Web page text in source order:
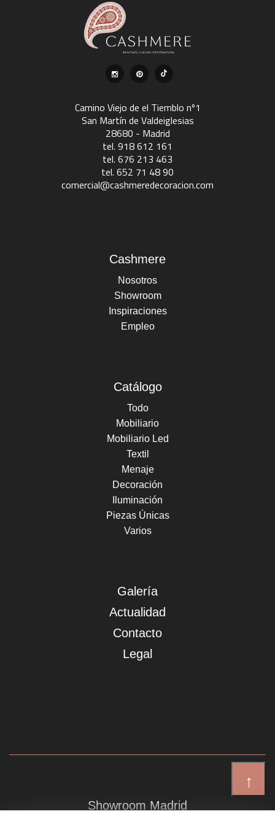
↑
Camino Viejo de el Tiemblo nº1
San Martín de Valdeiglesias
28680 - Madrid
tel. 918 612 161
tel. 676 213 463
tel. 652 71 48 90
comercial@cashmeredecoracion.com
Cashmere
Nosotros
Showroom
Inspiraciones
Empleo
Catálogo
Todo
Mobiliario
Mobiliario Led
Textil
Menaje
Decoración
Iluminación
Piezas Únicas
Varios
Galería
Actualidad
Contacto
Legal
Showroom Madrid